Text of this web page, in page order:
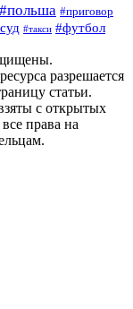
#польша #приговор
#такси #футбол
разрешается
статьи.
с открытых
права на